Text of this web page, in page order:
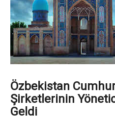
Özbekistan
Şirketlerinin
Geldi